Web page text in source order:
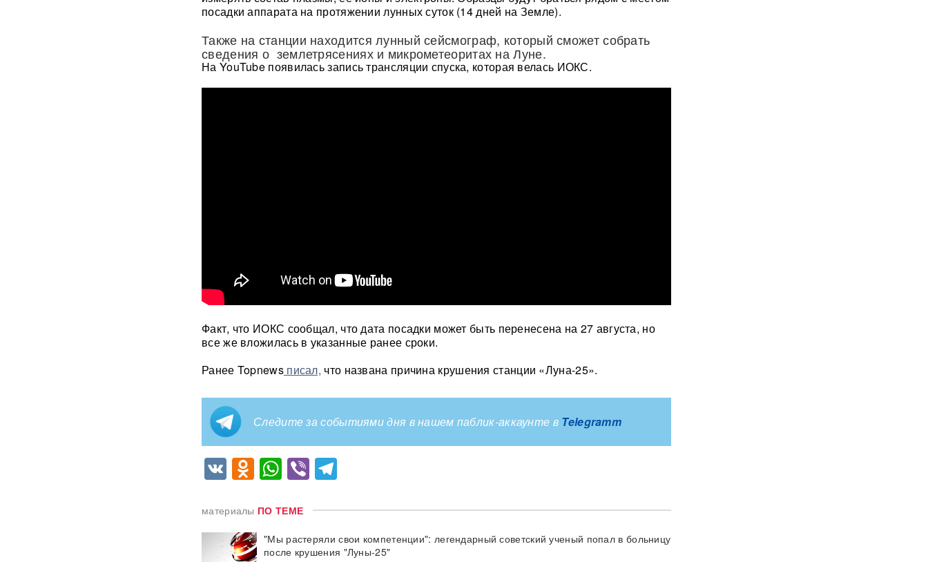
посадки аппарата на протяжении лунных суток (14 дней на Земле).
Также на станции находится лунный сейсмограф, который сможет собрать
сведения о землетрясениях и микрометеоритах на Луне.
На YouTube появилась запись трансляции спуска, которая велась ИОКС.
Факт, что ИОКС сообщал, что дата посадки может быть перенесена на 27 августа, но
все же вложилась в указанные ранее сроки.
Ранее Topnewsписал, что названа причина крушения станции «Луна-25».
Следите за событиями дня в нашем паблик-аккаунте в Telegramm
VKOdnoklassniki
WhatsApp
Viber
материалы ПО ТЕМЕ
"Мы растеряли свои компетенции": легендарный советский ученый попал в больницу
после крушения "Луны-25"